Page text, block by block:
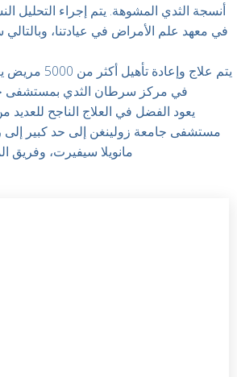
أنسجة الثدي المشوهة. يتم إجراء التحليل
في معهد علم الأمراض في عيادتنا،
يتم علاج
في مركز سرطان الثدي بمستشفى
يعود الفضل في العلاج الناجح
مستشفى جامعة زولينغن إلى حد كبير إلى
مانويلا سيفيرت، وفريق